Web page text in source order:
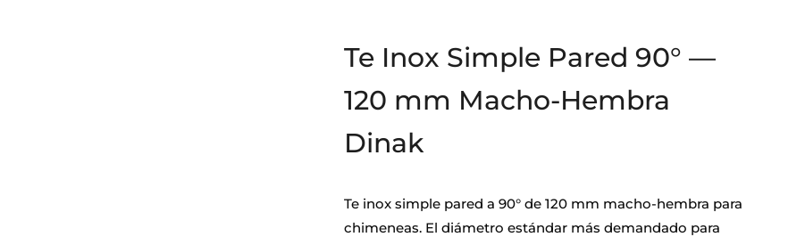
Te Inox Simple Pared 90° —
120 mm Macho-Hembra
Dinak
Te inox simple pared a 90° de 120 mm macho-hembra para
chimeneas. El diámetro estándar más demandado para